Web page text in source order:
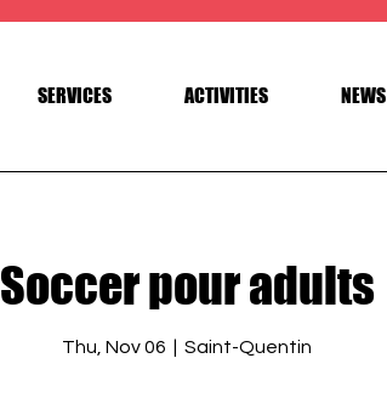
SERVICES ACTIVITIES NEWS
Soccer pour adults
Thu, Nov 06 Saint-Quentin